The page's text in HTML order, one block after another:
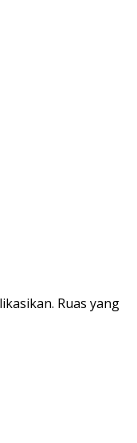
Ruas yang